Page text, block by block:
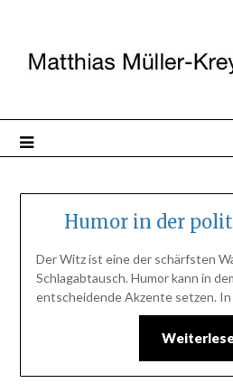
Humor in der
Der Witz ist eine der schärfsten
Schlagabtausch. Humor kann in
entscheidende Akzente setzen.